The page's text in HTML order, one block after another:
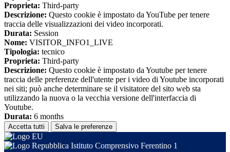
Proprieta: Third-party
Descrizione: Questo cookie è impostato da YouTube per tenere
traccia delle visualizzazioni dei video incorporati.
Durata: Session
Nome: VISITOR_INFO1_LIVE
Tipologia: tecnico
Proprieta: Third-party
Descrizione: Questo cookie è impostato da Youtube per tenere
traccia delle preferenze dell'utente per i video di Youtube incorporati
nei siti; può anche determinare se il visitatore del sito web sta
utilizzando la nuova o la vecchia versione dell'interfaccia di
Youtube.
Durata: 6 months
Accetta tutti Salva le preferenze
Istituto Comprensivo Ferentino 1